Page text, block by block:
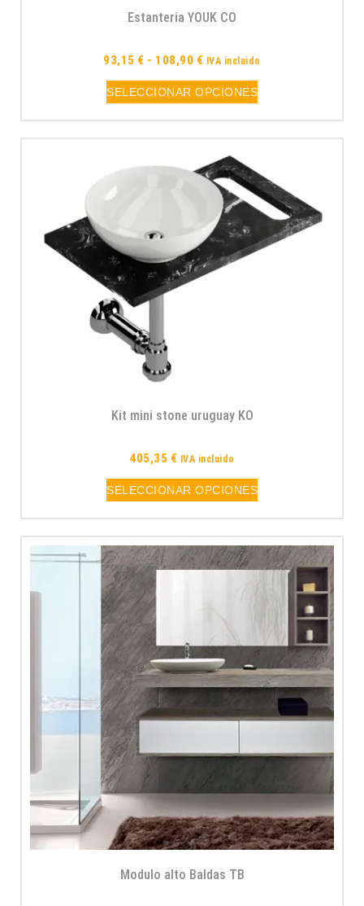
Estanteria YOUK CO
93,15 € - 108,90 € IVA incluido
SELECCIONAR OPCIONES
Kit mini stone uruguay KO
405,35 € IVA incluido
SELECCIONAR OPCIONES
Modulo alto Baldas TB